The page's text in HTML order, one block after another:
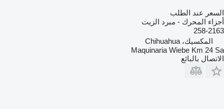
السعر عند الطلب
أجزاء المحرك - مبرد الزيت
258-2163
المكسيك، Chihuahua
Maquinaria Wiebe Km 24 Sa
الاتصال بالبائع